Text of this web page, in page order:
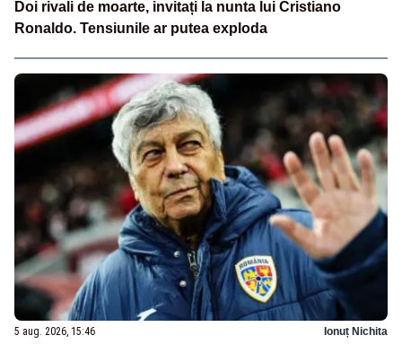
Doi rivali de moarte, invitați la nunta lui Cristiano
Ronaldo. Tensiunile ar putea exploda
5 aug. 2026, 15:46 Ionuț Nichita